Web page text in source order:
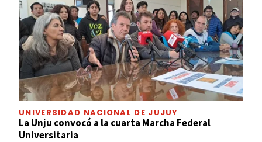
UNIVERSIDAD NACIONAL DE JUJUY
La Unju convocó a la cuarta Marcha Federal
Universitaria